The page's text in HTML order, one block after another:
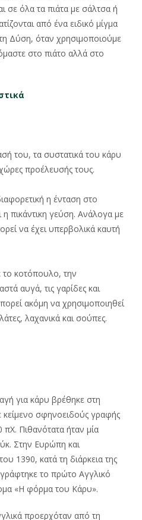
σε όλα τα πιάτα με σάλτσα ή
από ένα ειδικό μίγμα
Δύση, όταν χρησιμοποιούμε
στο πιάτο αλλά στο
του, τα συστατικά του κάρυ
προέλευσής τους.
η ένταση στο
πικάντικη γεύση. Ανάλογα με
να έχει υπερβολικά καυτή
το κοτόπουλο, την
αυγά, τις γαρίδες και
ακόμη να χρησιμοποιηθεί
λαχανικά και σούπες.
για κάρυ βρέθηκε στη
σφηνοειδούς γραφής
πΧ. Πιθανότατα ήταν μία
Στην Ευρώπη και
1390, κατά τη διάρκεια της
το πρώτο Αγγλικό
«Η φόρμα του Κάρυ».
προερχόταν από τη